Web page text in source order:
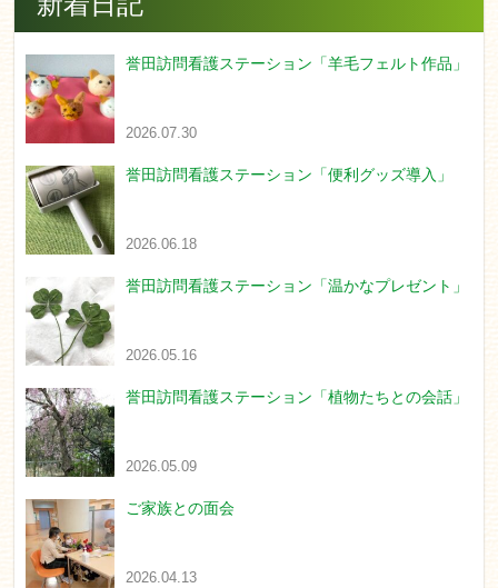
誉田訪問看護ステーション「羊毛フェルト作品」
2026.07.30
誉田訪問看護ステーション「便利グッズ導入」
2026.06.18
誉田訪問看護ステーション「温かなプレゼント」
2026.05.16
誉田訪問看護ステーション「植物たちとの会話」
2026.05.09
ご家族との面会
2026.04.13